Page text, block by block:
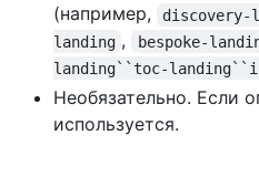
(например,
discovery-
landing , bespoke-
landing``toc-
Необязательно. Если
используется.